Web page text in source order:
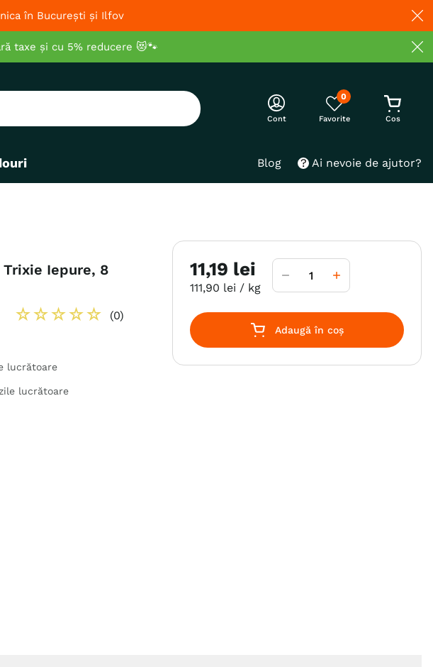
în București și Ilfov
taxe și cu 5% reducere 😻🐾
Cont
0
Blog Ai nevoie de ajutor?
Iepure, 8
☆☆☆☆☆ (0)
lucrătoare
lucrătoare
11,19 lei
111,90 lei / kg
Adaugă în coș